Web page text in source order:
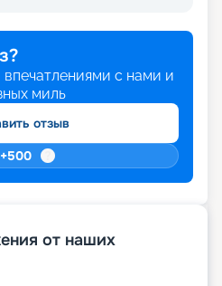
с нами и
миль
отзыв
+500
от наших